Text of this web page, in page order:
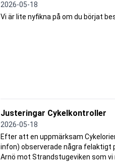
2026-05-18
Vi är lite nyfikna på om du börjat
Justeringar Cykelkontroller
2026-05-18
Efter att en uppmärksam
infon) observerade några felaktigt
Arnö mot Strandstugeviken som vi